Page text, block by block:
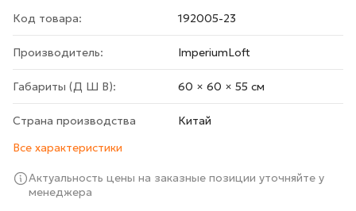
Код товара: 192005-23
Производитель: ImperiumLoft
Габариты (Д Ш В): 60 × 60 × 55 cм
Страна производства
Китай
Все характеристики
Актуальность цены на заказные позиции уточняйте у
менеджера